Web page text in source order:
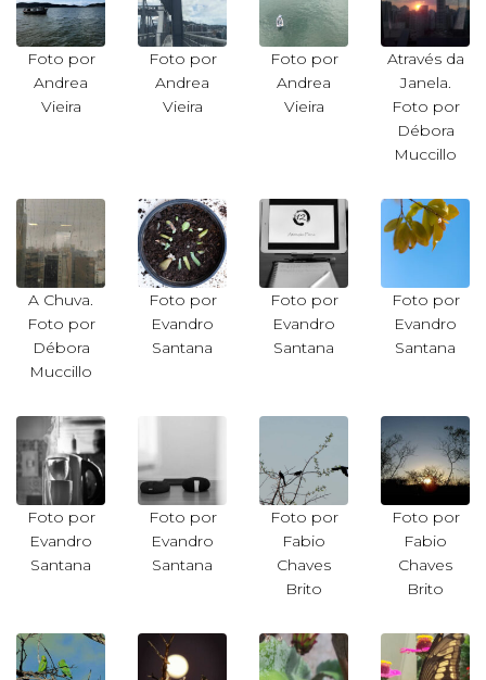
Foto por
Andrea
Vieira
Foto por
Andrea
Vieira
Foto por
Andrea
Vieira
Através da
Janela.
Foto por
Débora
Muccillo
A Chuva.
Foto por
Débora
Muccillo
Foto por
Evandro
Santana
Foto por
Evandro
Santana
Foto por
Evandro
Santana
Foto por
Evandro
Santana
Foto por
Evandro
Santana
Foto por
Fabio
Chaves
Brito
Foto por
Fabio
Chaves
Brito